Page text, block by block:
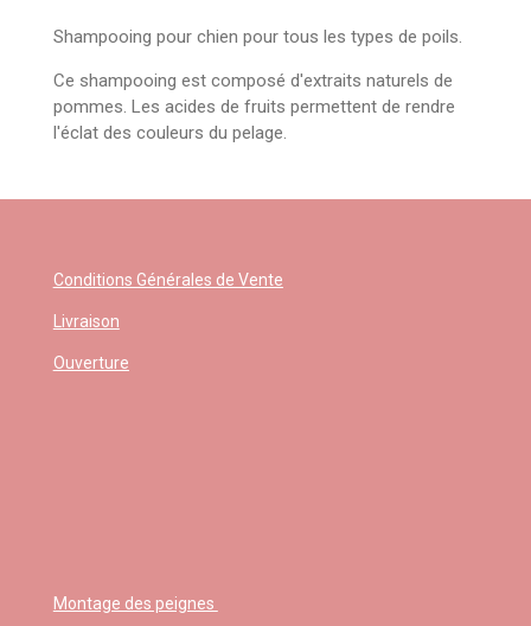
Shampooing pour chien pour tous les types de poils.
Ce shampooing est composé d'extraits naturels de
pommes. Les acides de fruits permettent de rendre
l'éclat des couleurs du pelage.
Conditions Générales de Vente
Livraison
Ouverture
Montage des peignes